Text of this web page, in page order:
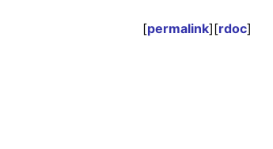
[permalink][rdoc]